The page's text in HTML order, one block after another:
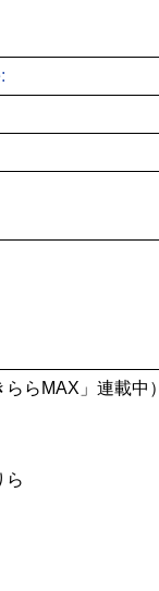
らMAX」連載中）
ら